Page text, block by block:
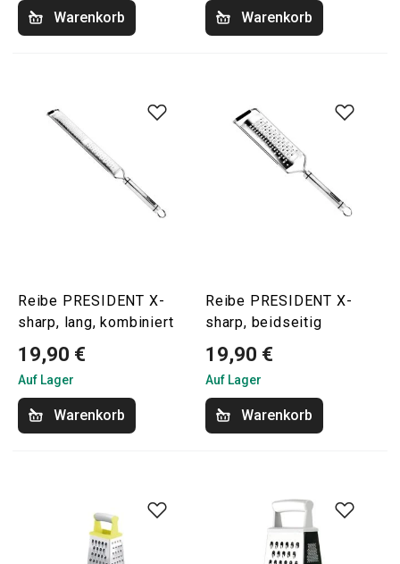
Warenkorb Warenkorb
Reibe PRESIDENT X-
sharp, lang, kombiniert
19,90 €
Auf Lager
Warenkorb
Reibe PRESIDENT X-
sharp, beidseitig
19,90 €
Auf Lager
Warenkorb